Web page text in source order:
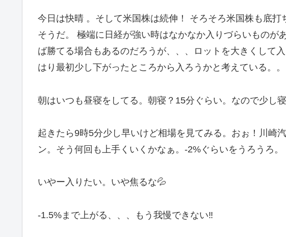
今日は快晴 。そして米国株は続伸！ そろそろ米国株も底
そうだ。 極端に日経が強い時はなかなか入りづらいものが
ば勝てる場合もあるのだろうが、、、ロットを大きくして
はり最初少し下がったところから入ろうかと考えている。。
朝はいつも昼寝をしてる。朝寝？15分ぐらい。なので少し
起きたら9時5分少し早いけど相場を見てみる。おぉ！川崎
ン。そう何回も上手くいくかなぁ。-2%ぐらいをうろうろ。
いやー入りたい。いや焦るな💦
-1.5%まで上がる、、、もう我慢できない‼️